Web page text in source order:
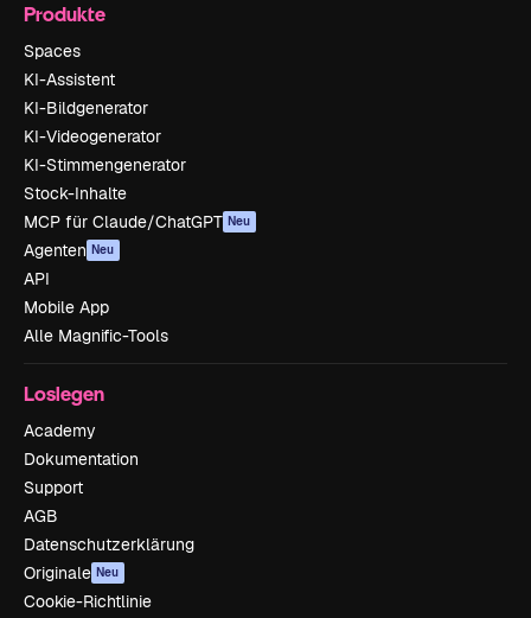
Produkte
Spaces
KI-Assistent
KI-Bildgenerator
KI-Videogenerator
KI-Stimmengenerator
Stock-Inhalte
MCP für Claude/ChatGPT Neu
Agenten Neu
API
Mobile App
Alle Magnific-Tools
Loslegen
Academy
Dokumentation
Support
AGB
Datenschutzerklärung
Originale Neu
Cookie-Richtlinie